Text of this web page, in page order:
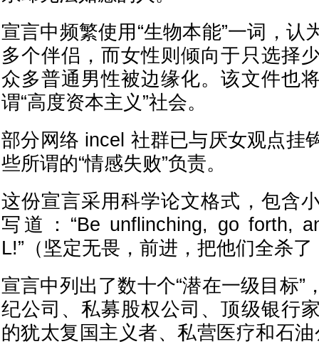
宣言中频繁使用“生物本能”一词，认
多个伴侣，而女性则倾向于只选择
众多普通男性被边缘化。该文件也
谓“高度资本主义”社会。
部分网络 incel 社群已与厌女观点挂
些所谓的“情感失败”负责。
这份宣言采用科学论文格式，包含
写道：“Be unflinching, go forth,
L!”（坚定无畏，前进，把他们全杀了
宣言中列出了数十个“潜在一级目标”
纪公司、私募股权公司、顶级银行
的犹太复国主义者、私营医疗和石